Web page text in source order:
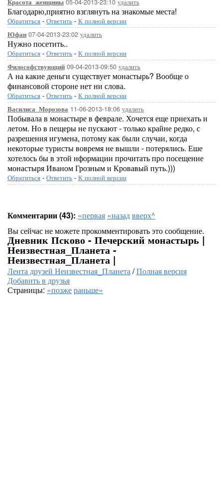
Красота_женщины
Благодарю,приятно взглянуть на знакомые места!
Обратиться - Ответить - К полной версии
Юфан 07-04-2013-23:02 удалить
Нужно посетить..
Обратиться - Ответить - К полной версии
Философствующий 09-04-2013-09:50 удалить
А на какие деньги существует монастырь? Вообще о
финансовой стороне нет ни слова.
Обратиться - Ответить - К полной версии
Василиса_Морозова 11-06-2013-18:06 удалить
Побывала в монастыре в феврале. Хочется еще приехать и
летом. Но в пещеры не пускают - только крайне редко, с
разрешения игумена, потому как были случаи, когда
некоторые туристы вовремя не вышли - потерялись. Еше
хотелось бы в этой нформации прочитать про посещение
монастыря Иваном Грозным и Кровавый путь.)))
Обратиться - Ответить - К полной версии
Комментарии (43): «первая «назадвверх^
Вы сейчас не можете прокомментировать это сообщение.
Дневник Псково - Печерский монастырь |
Неизвестная_Планета -
Неизвестная_Планета |
Лента друзей Неизвестная_Планета/Полная версия
Добавить в друзья
Страницы: «позжераньше»